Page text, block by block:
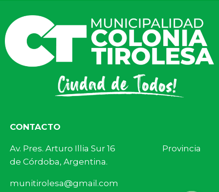
CONTACTO
Av. Pres. Arturo Illia Sur 16 Provincia
de Córdoba, Argentina.
munitirolesa@gmail.com